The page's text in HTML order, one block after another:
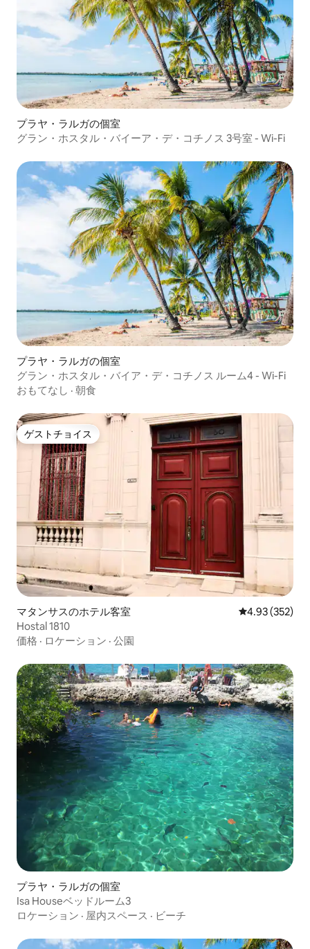
プラヤ・ラルガの個室
グラン・ホスタル・バイーア・デ・コチノス 3号室 - Wi-Fi
プラヤ・ラルガの個室
グラン・ホスタル・バイア・デ・コチノス ルーム4 - Wi-Fi
おもてなし · 朝食
ゲストチョイス
ゲストチョイス
マタンサスのホテル客室 レビュー352
4.93 (352)
Hostal 1810
価格 · ロケーション · 公園
プラヤ・ラルガの個室
Isa Houseベッドルーム3
ロケーション · 屋内スペース · ビーチ